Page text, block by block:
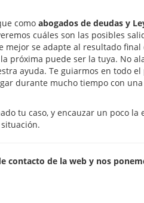
como abogados de deudas y
cuáles son las posibles
mejor se adapte al resultado final
próxima puede ser la tuya. No
ayuda. Te guiarmos en todo el
durante mucho tiempo con
tu caso, y encauzar un poco la
contacto de la web y nos